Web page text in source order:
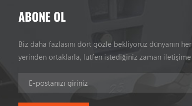
ABONE OL
Biz daha fazlasını dört gözle bekliyoruz dünyanın her
yerinden ortaklarla, lütfen istediğiniz zaman iletişime